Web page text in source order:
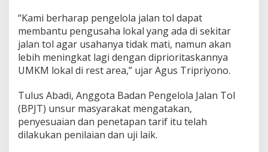
“Kami berharap pengelola jalan tol dapat
membantu pengusaha lokal yang ada di sekitar
jalan tol agar usahanya tidak mati, namun akan
lebih meningkat lagi dengan diprioritaskannya
UMKM lokal di rest area,” ujar Agus Tripriyono.
Tulus Abadi, Anggota Badan Pengelola Jalan Tol
(BPJT) unsur masyarakat mengatakan,
penyesuaian dan penetapan tarif itu telah
dilakukan penilaian dan uji laik.